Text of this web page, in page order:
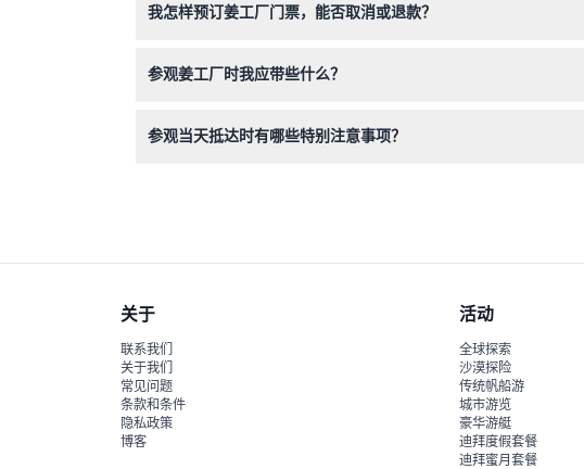
我怎样预订姜工厂门票，能否取消或退款？
参观姜工厂时我应带些什么？
参观当天抵达时有哪些特别注意事项？
关于
联系我们
关于我们
常见问题
条款和条件
隐私政策
博客
活动
全球探索
沙漠探险
传统帆船游
城市游览
豪华游艇
迪拜度假套餐
迪拜蜜月套餐